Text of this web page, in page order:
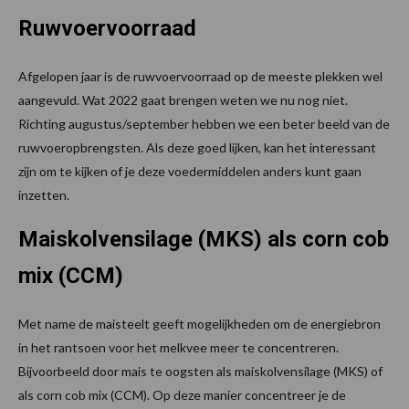
Ruwvoervoorraad
Afgelopen jaar is de ruwvoervoorraad op de meeste plekken wel
aangevuld. Wat 2022 gaat brengen weten we nu nog niet.
Richting augustus/september hebben we een beter beeld van de
ruwvoeropbrengsten. Als deze goed lijken, kan het interessant
zijn om te kijken of je deze voedermiddelen anders kunt gaan
inzetten.
Maiskolvensilage (MKS) als corn cob
mix (CCM)
Met name de maisteelt geeft mogelijkheden om de energiebron
in het rantsoen voor het melkvee meer te concentreren.
Bijvoorbeeld door mais te oogsten als maiskolvensilage (MKS) of
als corn cob mix (CCM). Op deze manier concentreer je de